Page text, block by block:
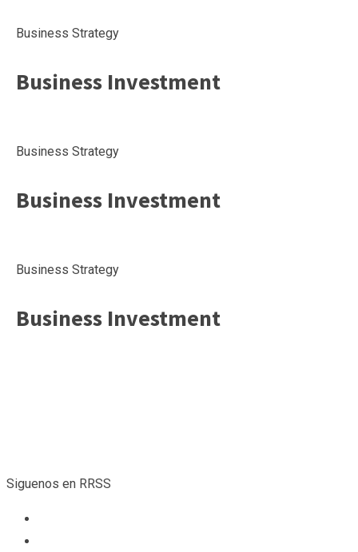
Business Strategy
Business Investment
Business Strategy
Business Investment
Business Strategy
Business Investment
Siguenos en RRSS